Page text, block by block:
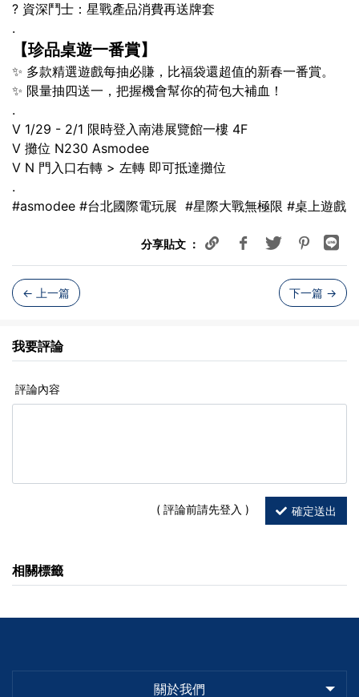
? 資深鬥士：星戰產品消費再送牌套
.
【珍品桌遊一番賞】
✨ 多款精選遊戲每抽必賺，比福袋還超值的新春一番賞。
✨ 限量抽四送一，把握機會幫你的荷包大補血！
.
V 1/29 - 2/1 限時登入南港展覽館一樓 4F
V 攤位 N230 Asmodee
V N 門入口右轉 > 左轉 即可抵達攤位
.
#asmodee #台北國際電玩展 #星際大戰無極限 #桌上遊戲
分享貼文 ：
← 上一篇 下一篇 →
我要評論
評論內容
( 評論前請先登入 ) 確定送出
相關標籤
關於我們